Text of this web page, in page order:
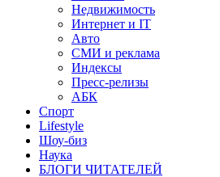
Недвижимость
Интернет и IT
Авто
СМИ и реклама
Индексы
Пресс-релизы
АБК
Спорт
Lifestyle
Шоу-биз
Наука
БЛОГИ ЧИТАТЕЛЕЙ